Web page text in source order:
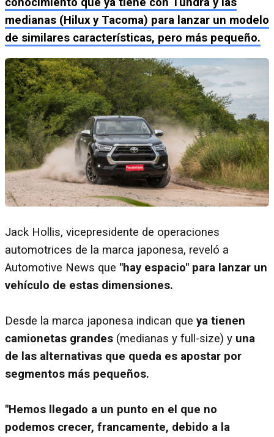
medianas (Hilux y Tacoma) para lanzar un modelo
de similares características, pero más pequeño.
Jack Hollis, vicepresidente de operaciones
automotrices de la marca japonesa, reveló a
Automotive News que "hay espacio" para lanzar un
vehículo de estas dimensiones.
Desde la marca japonesa indican que ya tienen
camionetas grandes (medianas y full-size) y una
de las alternativas que queda es apostar por
segmentos más pequeños.
"Hemos llegado a un punto en el que no
podemos crecer, francamente, debido a la